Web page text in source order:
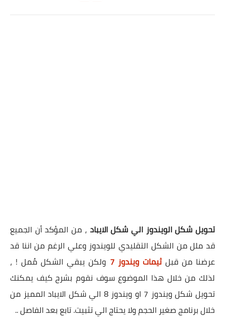
تحويل شكل الويندوز الي شكل الايباد ، من المؤكد أن الجميع
قد ملل من الشكل التقليدي للويندوز وعلي الرغم من اننا قد
عرضنا من قبلثيمات ويندوز 7 ولكن يبقي الشكل مُمل ! ،
لذلك من خلال هذا الموضوع سوف نقوم بشرح كيف يمكنك
تحويل شكل ويندوز 7 او ويندوز 8 الي شكل الايباد المميز من
خلال برنامج صغير الحجم ولا يحتاج الي تثبيت. تابع بعد الفاصل ..